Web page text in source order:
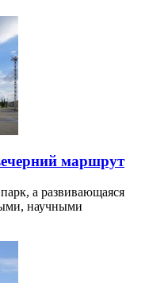
маршрут
а развивающаяся
научными